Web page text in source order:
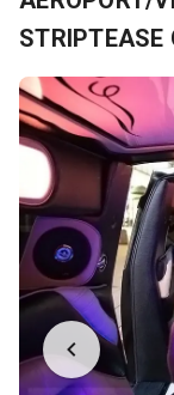
STRIPTEASE